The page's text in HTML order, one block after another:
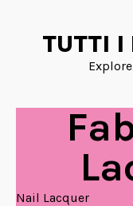
TUTTI I
Nail Lacquer